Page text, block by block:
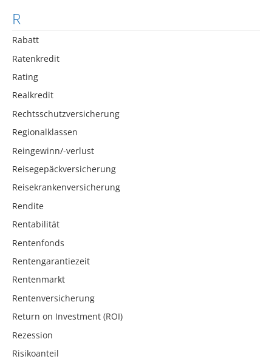
R
Rabatt
Ratenkredit
Rating
Realkredit
Rechtsschutzversicherung
Regionalklassen
Reingewinn/-verlust
Reisegepäckversicherung
Reisekrankenversicherung
Rendite
Rentabilität
Rentenfonds
Rentengarantiezeit
Rentenmarkt
Rentenversicherung
Return on Investment (ROI)
Rezession
Risikoanteil